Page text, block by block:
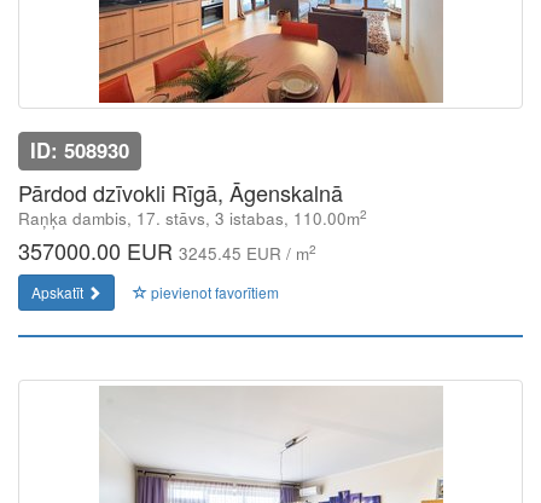
ID: 508930
Pārdod dzīvokli Rīgā, Āgenskalnā
Raņķa dambis, 17. stāvs, 3 istabas, 110.00m2
357000.00 EUR 3245.45 EUR / m2
Apskatīt pievienot favorītiem